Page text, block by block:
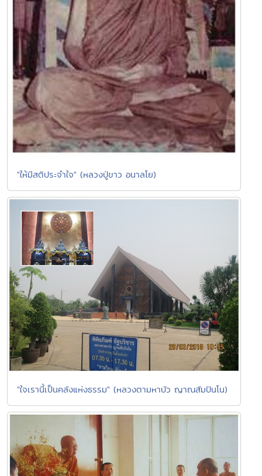
"ให้มีสติประจำใจ" (หลวงปู่ขาว อนาลโย)
"ใจเรานี้เป็นคลังแห่งธรรม" (หลวงตามหาบัว ญาณสัมปันโน)